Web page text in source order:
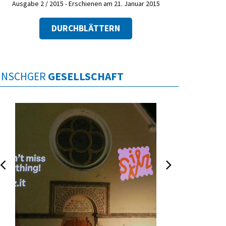
Ausgabe 2 / 2015 - Erschienen am 21. Januar 2015
DURCHBLÄTTERN
GESELLSCHAFT